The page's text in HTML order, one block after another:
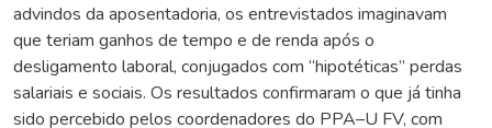
advindos da aposentadoria, os entrevistados imaginavam
que teriam ganhos de tempo e de renda após o
desligamento laboral, conjugados com “hipotéticas” perdas
salariais e sociais. Os resultados confirmaram o que já tinha
sido percebido pelos coordenadores do PPA–U FV, com